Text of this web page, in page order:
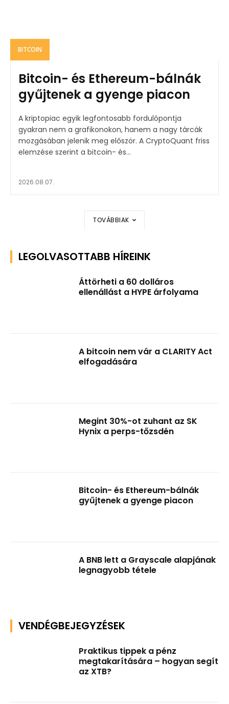
BITCOIN
Bitcoin- és Ethereum-bálnák
gyűjtenek a gyenge piacon
A kriptopiac egyik legfontosabb fordulópontja
gyakran nem a grafikonokon, hanem a nagy tárcák
mozgásában jelenik meg először. A CryptoQuant friss
elemzése szerint a bitcoin- és...
2026.08.07.
TOVÁBBIAK
LEGOLVASOTTABB HÍREINK
Áttörheti a 60 dolláros
ellenállást a HYPE árfolyama
A bitcoin nem vár a CLARITY Act
elfogadására
Megint 30%-ot zuhant az SK
Hynix a perps-tőzsdén
Bitcoin- és Ethereum-bálnák
gyűjtenek a gyenge piacon
A BNB lett a Grayscale alapjának
legnagyobb tétele
VENDÉGBEJEGYZÉSEK
Praktikus tippek a pénz
megtakarítására – hogyan segít
az XTB?